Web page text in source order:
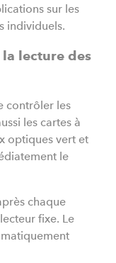
sur les
individuels.
la lecture des
contrôler les
les cartes à
optiques vert et
le
chaque
fixe. Le